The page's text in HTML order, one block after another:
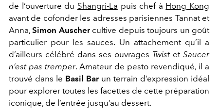
de l’ouverture du Shangri-La puis chef à Hong Kong
avant de cofonder les adresses parisiennes Tannat et
Anna,Simon Auschercultive depuis toujours un goût
particulier pour les sauces. Un attachement qu’il a
d’ailleurs célébré dans ses ouvrages Twistet Saucer
n’est pas tremper. Amateur de pesto revendiqué, il a
trouvé dans le Basil Bar un terrain d’expression idéal
pour explorer toutes les facettes de cette préparation
iconique, de l’entrée jusqu’au dessert.